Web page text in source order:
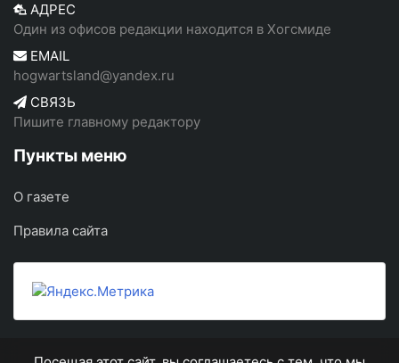
АДРЕС
Один из офисов редакции находится в Хогсмиде
EMAIL
hogwartsland@yandex.ru
СВЯЗЬ
Пишите главному редактору
Пункты меню
О газете
Правила сайта